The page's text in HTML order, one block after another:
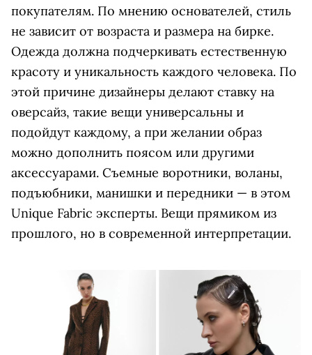
покупателям. По мнению основателей, стиль
не зависит от возраста и размера на бирке.
Одежда должна подчеркивать естественную
красоту и уникальность каждого человека. По
этой причине дизайнеры делают ставку на
оверсайз, такие вещи универсальны и
подойдут каждому, а при желании образ
можно дополнить поясом или другими
аксессуарами. Съемные воротники, воланы,
подъюбники, манишки и передники — в этом
Unique Fabric эксперты. Вещи прямиком из
прошлого, но в современной интерпретации.